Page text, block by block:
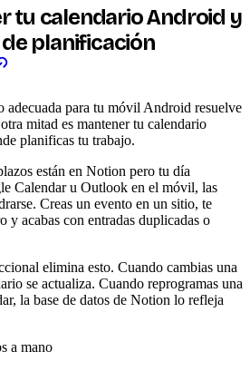
tu calendario Android y
planificación
adecuada para tu móvil Android resuelve
mitad es mantener tu calendario
planificas tu trabajo.
están en Notion pero tu día
Calendar u Outlook en el móvil, las
Creas un evento en un sitio, te
y acabas con entradas duplicadas o
elimina esto. Cuando cambias una
se actualiza. Cuando reprogramas una
la base de datos de Notion lo refleja
a mano